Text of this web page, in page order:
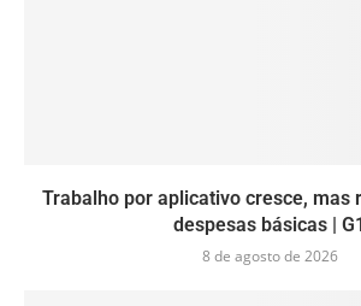
Trabalho por aplicativo cresce, mas
despesas básicas | G1
8 de agosto de 2026